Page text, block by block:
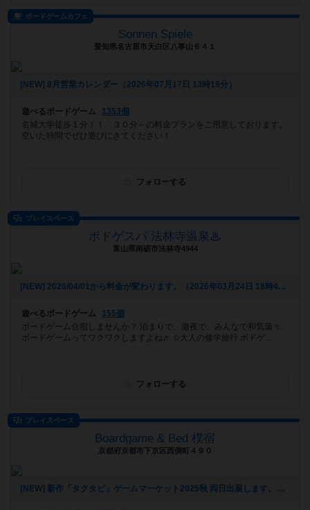
ボードゲームカフェ
Sonnen Spiele
愛知県名古屋市天白区八事山６４１
[NEW] 8月営業カレンダー（2026年07月17日 13時19分）
遊べるボードゲーム
1353個
名城大学徒歩１分！！ ３０分～の料金プランをご用意しております。
空いた時間でぜひ遊びにきてください！
フォローする
プレイスペース
ボドゲスパ 法林寺温泉♨
富山県南砺市法林寺4944
[NEW] 2026/04/01から料金が変わります。（2026年03月24日 18時49分）
遊べるボードゲーム
155個
ボードゲーム合宿しませんか？ 泊まりで、徹夜で、みんなで和気藹々
ボードゲームってワクワクしますよね♬ ✩大人の修学旅行 ボドゲ...
フォローする
プレイスペース
Boardgame & Bed 樸宿
京都府京都市下京区西側町４９０
[NEW] 新作「タクタビ」ゲームマーケット2025秋 両日出展します。（2025年08月24日 11時31分）